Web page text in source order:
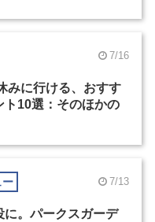
7/16
みに行ける、おすす
ト10選：そのほかの
ー 7/13
に。パークスガーデ